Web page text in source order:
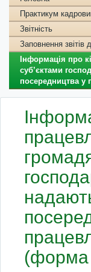
Практикум
Звітність
Заповнення звітів
Інформація про
суб’єктами
посередництва у
(форма